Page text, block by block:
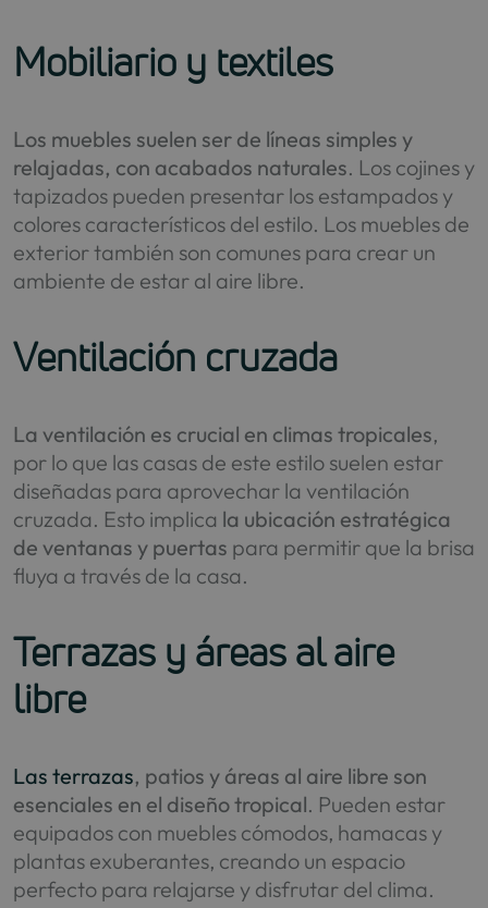
Mobiliario y textiles
Los muebles suelen ser de líneas simples y
relajadas, con acabados naturales. Los cojines y
tapizados pueden presentar los estampados y
colores característicos del estilo. Los muebles de
exterior también son comunes para crear un
ambiente de estar al aire libre.
Ventilación cruzada
La ventilación es crucial en climas tropicales,
por lo que las casas de este estilo suelen estar
diseñadas para aprovechar la ventilación
cruzada. Esto implica la ubicación estratégica
de ventanas y puertas para permitir que la brisa
fluya a través de la casa.
Terrazas y áreas al aire
libre
Las terrazas, patios y áreas al aire libre son
esenciales en el diseño tropical. Pueden estar
equipados con muebles cómodos, hamacas y
plantas exuberantes, creando un espacio
perfecto para relajarse y disfrutar del clima.